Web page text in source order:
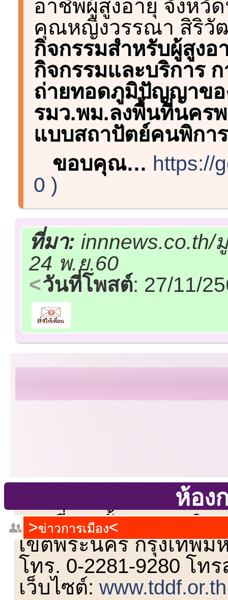
อาชีพผู้สูงอายุ จังห
คุณหญิงวรรณา สิริ
กิจกรรมสำหรับผู้สูง
กิจกรรมและบริการ
ถ่ายทอดภูมิปัญญาขอ
รมว.พม.ลงพื้นที่นคร
แบบสถาปัตย์คนพิการ
ขอบคุณ… https://
0 )
ที่มา:
24 พ.ย.60
วันที่โพสต์: 27/11/
ห้อง
ข่าวการเมือง
เลขที่ 23 ชั้น 2 ถนนวิ
เขตพระนคร กรุงเทพม
โทร. 0-2281-9280 โท
เว็บไซต์:www.tddf.or.th